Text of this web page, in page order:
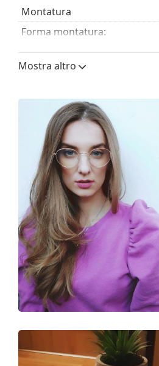
Montatura
Forma montatura:
Colore montatura:
Materiale montatura:
Larghezza montatura:
Lunghezza asta (Asta):
Ponte:
Peso:
Naselli regolabili:
Cerniere a molla:
Accessori
Custodia:
Panno per pulizia:
Altro
Sesso:
Categorie:
Marca:
Mostra altro